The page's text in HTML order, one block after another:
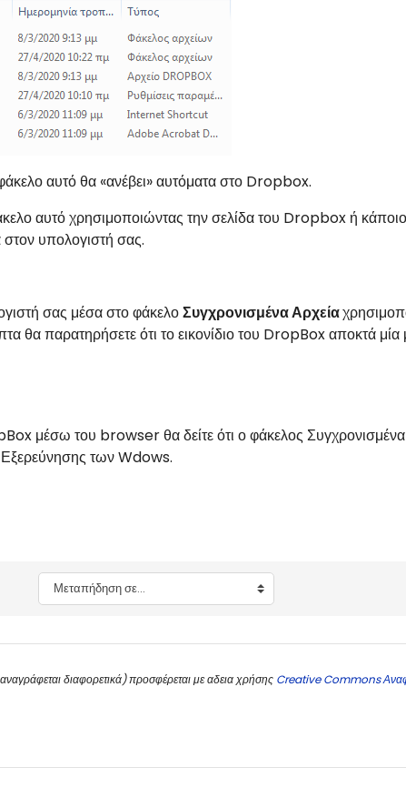
αυτό θα «ανέβει» αυτόματα στο Dropbox.
αυτό χρησιμοποιώντας την σελίδα του Dropbox ή
στον υπολογιστή σας.
σας μέσα στο φάκελοΣυγχρονισμένα Αρχεία
θα παρατηρήσετε ότι το εικονίδιο του DropBox αποκτά
μέσω του browser θα δείτε ότι ο φάκελος Συγχρονισμένα
Εξερεύνησης των Wdows.
Μεταπήδηση σε...
διαφορετικά) προσφέρεται με αδεια χρήσης Creative Commons